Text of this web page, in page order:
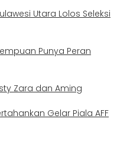
Utara Lolos Seleksi
Punya Peran
Zara dan Aming
Gelar Piala AFF